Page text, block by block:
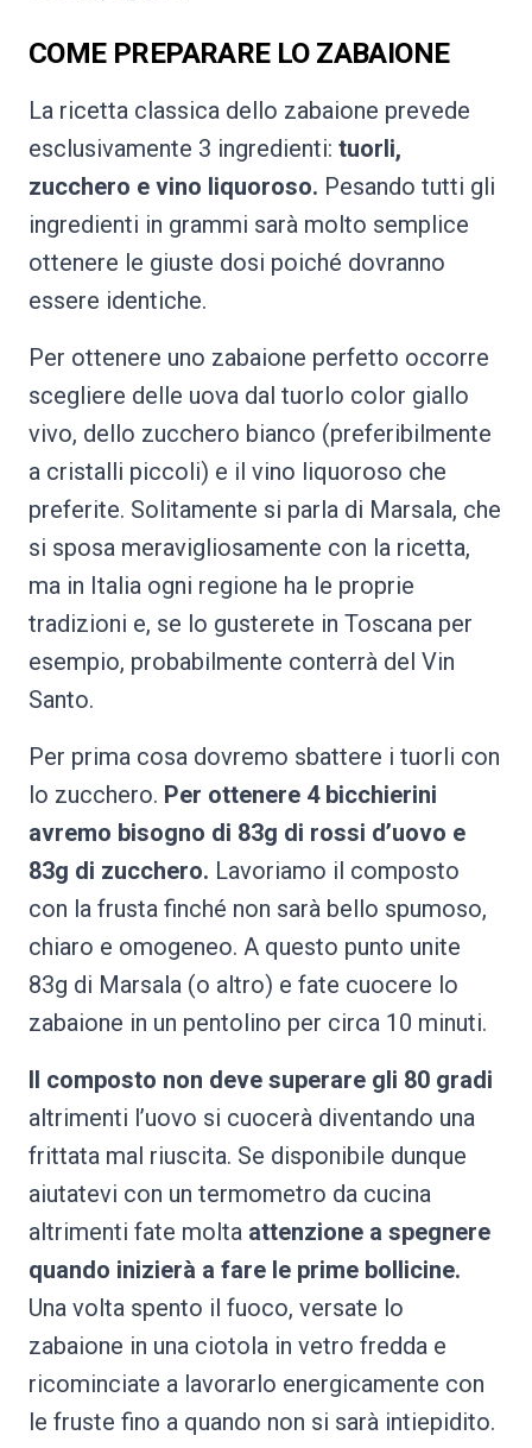
COME PREPARARE LO ZABAIONE
La ricetta classica dello zabaione prevede
esclusivamente 3 ingredienti: tuorli,
zucchero e vino liquoroso. Pesando tutti gli
ingredienti in grammi sarà molto semplice
ottenere le giuste dosi poiché dovranno
essere identiche.
Per ottenere uno zabaione perfetto occorre
scegliere delle uova dal tuorlo color giallo
vivo, dello zucchero bianco (preferibilmente
a cristalli piccoli) e il vino liquoroso che
preferite. Solitamente si parla di Marsala, che
si sposa meravigliosamente con la ricetta,
ma in Italia ogni regione ha le proprie
tradizioni e, se lo gusterete in Toscana per
esempio, probabilmente conterrà del Vin
Santo.
Per prima cosa dovremo sbattere i tuorli con
lo zucchero. Per ottenere 4 bicchierini
avremo bisogno di 83g di rossi d’uovo e
83g di zucchero. Lavoriamo il composto
con la frusta finché non sarà bello spumoso,
chiaro e omogeneo. A questo punto unite
83g di Marsala (o altro) e fate cuocere lo
zabaione in un pentolino per circa 10 minuti.
Il composto non deve superare gli 80 gradi
altrimenti l’uovo si cuocerà diventando una
frittata mal riuscita. Se disponibile dunque
aiutatevi con un termometro da cucina
altrimenti fate molta attenzione a spegnere
quando inizierà a fare le prime bollicine.
Una volta spento il fuoco, versate lo
zabaione in una ciotola in vetro fredda e
ricominciate a lavorarlo energicamente con
le fruste fino a quando non si sarà intiepidito.